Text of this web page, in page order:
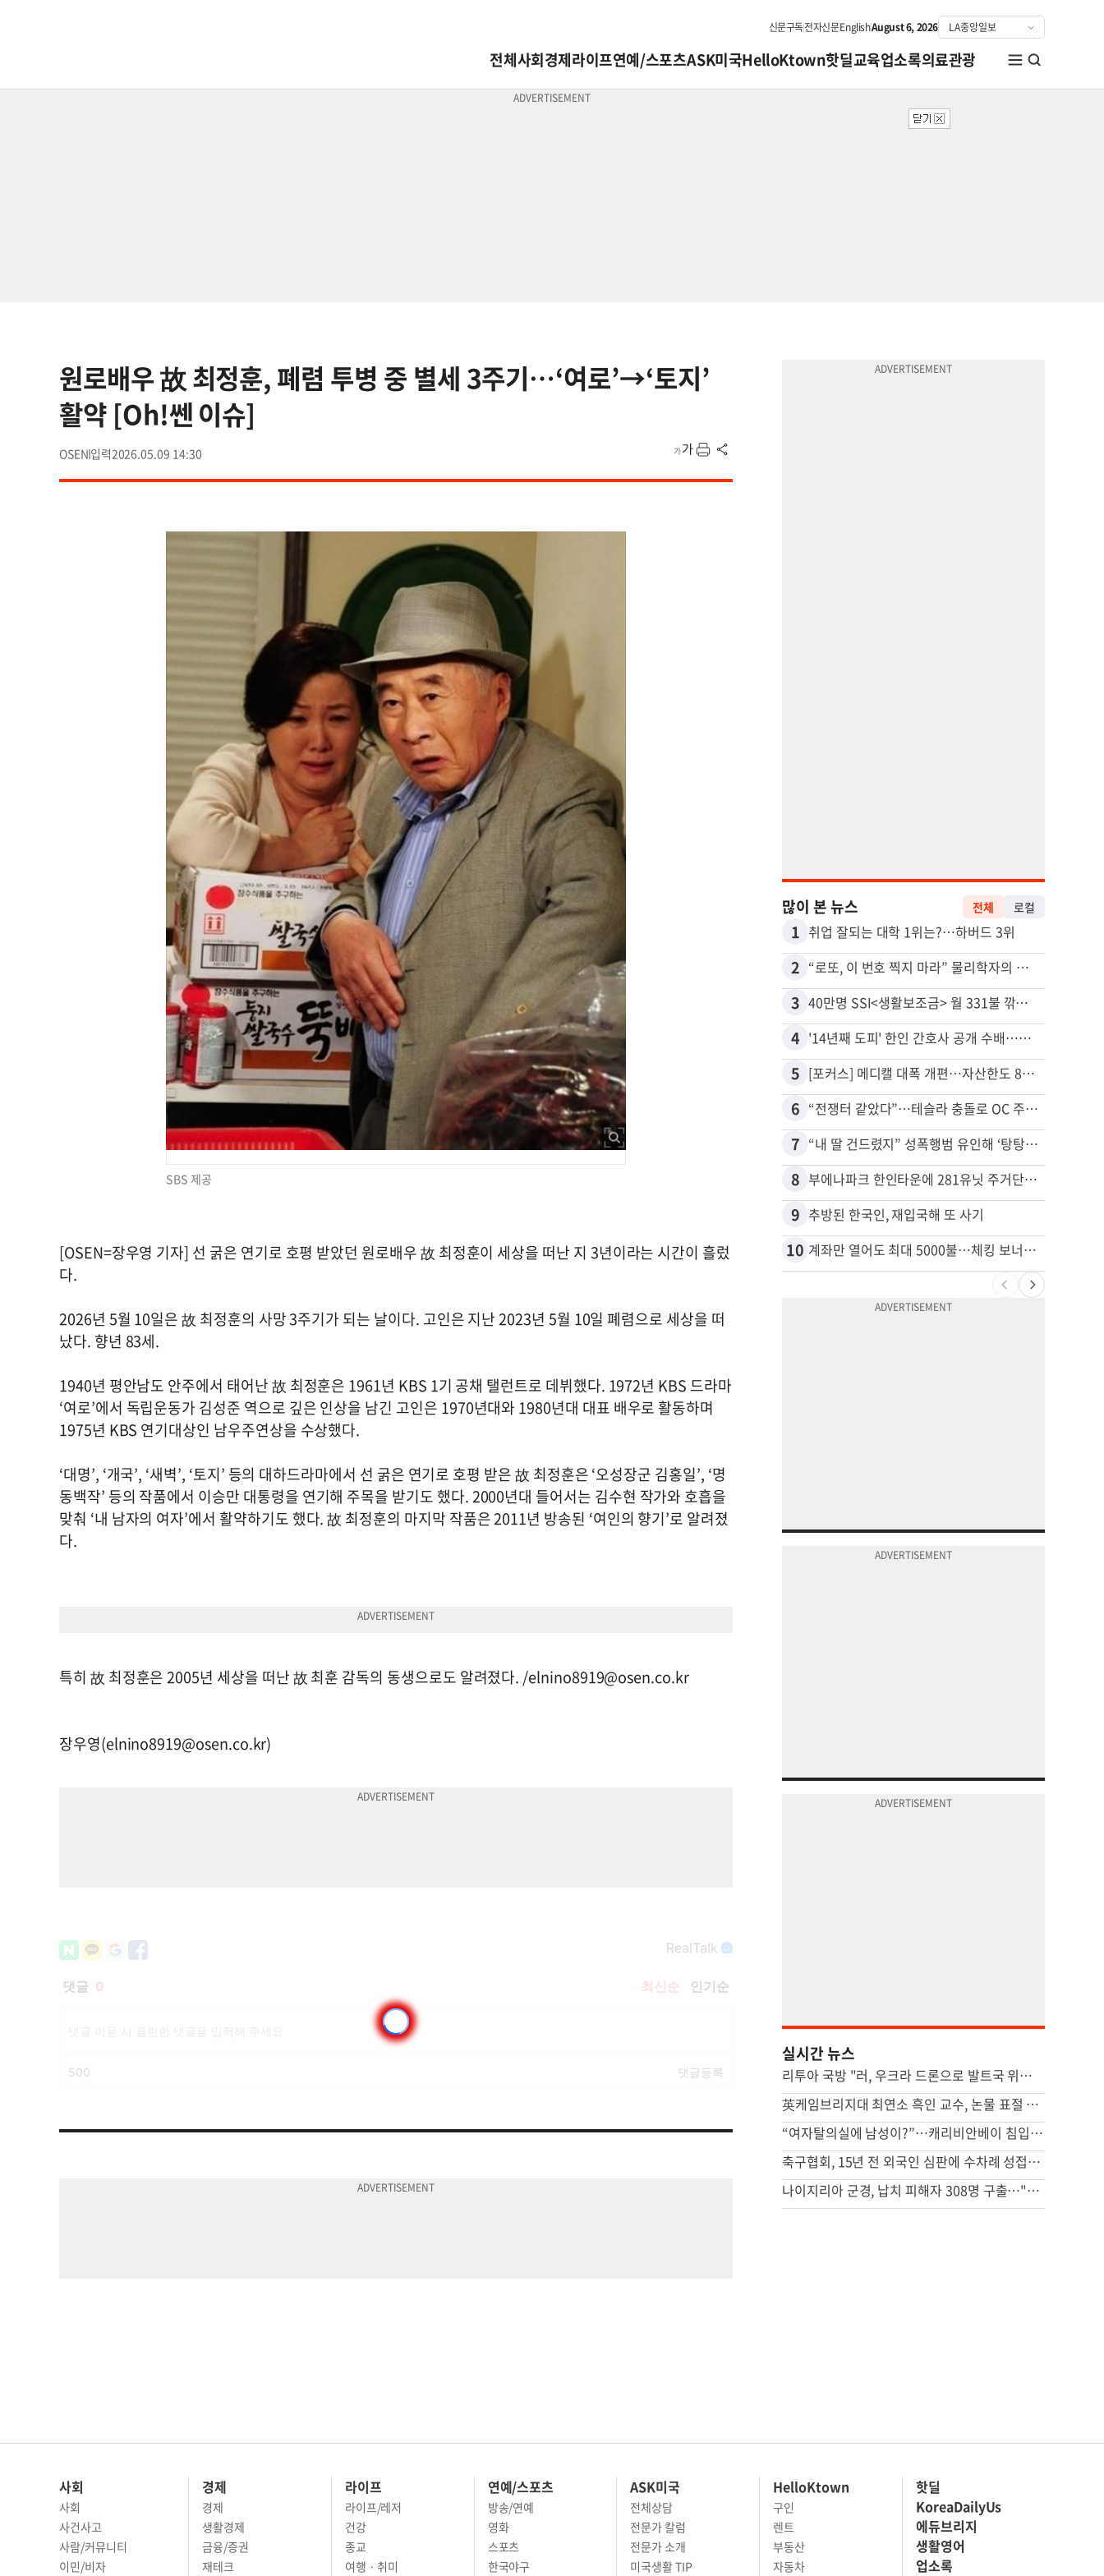
신문구독전자신문EnglishAugust 6, 2026
전체사회경제라이프연예/스포츠ASK미국HelloKtown핫딜교육업소록의료관광
원로배우 故 최정훈, 폐렴 투병 중 별세 3주기…‘여로’→‘토지’
활약 [Oh!쎈 이슈]
OSEN 2026.05.09 14:30
SBS 제공
[OSEN=장우영 기자] 선 굵은 연기로 호평 받았던 원로배우 故 최정훈이 세상을 떠난 지 3년이라는 시간이 흘렀
다.
2026년 5월 10일은 故 최정훈의 사망 3주기가 되는 날이다. 고인은 지난 2023년 5월 10일 폐렴으로 세상을 떠
났다. 향년 83세.
1940년 평안남도 안주에서 태어난 故 최정훈은 1961년 KBS 1기 공채 탤런트로 데뷔했다. 1972년 KBS 드라마
‘여로’에서 독립운동가 김성준 역으로 깊은 인상을 남긴 고인은 1970년대와 1980년대 대표 배우로 활동하며
1975년 KBS 연기대상인 남우주연상을 수상했다.
‘대명’, ‘개국’, ‘새벽’, ‘토지’ 등의 대하드라마에서 선 굵은 연기로 호평 받은 故 최정훈은 ‘오성장군 김홍일’, ‘명
동백작’ 등의 작품에서 이승만 대통령을 연기해 주목을 받기도 했다. 2000년대 들어서는 김수현 작가와 호흡을
맞춰 ‘내 남자의 여자’에서 활약하기도 했다. 故 최정훈의 마지막 작품은 2011년 방송된 ‘여인의 향기’로 알려졌
다.
특히 故 최정훈은 2005년 세상을 떠난 故 최훈 감독의 동생으로도 알려졌다. /elnino8919@osen.co.kr
장우영(elnino8919@osen.co.kr)
많이 본 뉴스 전체 로컬
1 취업 잘되는 대학 1위는?…하버드 3위
2 “로또, 이 번호 찍지 마라” 물리학자의 당첨금 높이는 비밀
3 40만명 SSI<생활보조금> 월 331불 깎이나
4 '14년째 도피' 한인 간호사 공개 수배…메디케어 사기 유죄
5 [포커스] 메디캘 대폭 개편…자산한도 84% 축소
6 “전쟁터 같았다”…테슬라 충돌로 OC 주택 4채 파손
7 “내 딸 건드렸지” 성폭행범 유인해 ‘탕탕’…아빠의 복수 결말
8 부에나파크 한인타운에 281유닛 주거단지 들어선다
9 추방된 한국인, 재입국해 또 사기
10 계좌만 열어도 최대 5000불…체킹 보너스 무한 경쟁
실시간 뉴스
리투아 국방 "러, 우크라 드론으로 발트국 위장공격 할수도"
英케임브리지대 최연소 흑인 교수, 논물 표절 의혹에 사임
“여자탈의실에 남성이?”…캐리비안베이 침입 신고, 일주일째 못 잡았다
축구협회, 15년 전 외국인 심판에 수차례 성접대...월드컵 예선도 포함
나이지리아 군경, 납치 피해자 308명 구출…"역대 하루 최대"
사회
사회
사건사고
경제
경제
생활경제
라이프
라이프/레저
건강
연예/스포츠
방송/연예
영화
ASK미국
전체상담
전문가 칼럼
HelloKtown
구인
렌트
핫딜
KoreaDailyUs
에듀브리지